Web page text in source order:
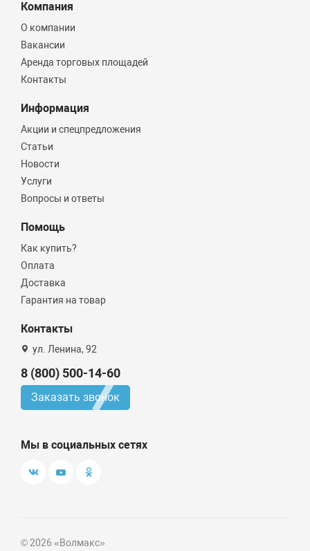
Компания
О компании
Вакансии
Аренда торговых площадей
Контакты
Информация
Акции и спецпредложения
Статьи
Новости
Услуги
Вопросы и ответы
Помощь
Как купить?
Оплата
Доставка
Гарантия на товар
Контакты
ул. Ленина, 92
8 (800) 500-14-60
Заказать звонок
Мы в социальных сетях
© 2026 «Волмакс»